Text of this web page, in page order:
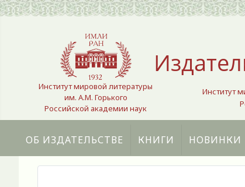
Выберите язык
Институт мировой литературы
им. А.М. Горького
Российской академии наук
Институт
ОБ ИЗДАТЕЛЬСТВЕ КНИГИ НОВИНКИ